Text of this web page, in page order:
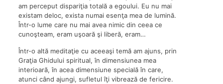
am perceput dispariţia totală a egoului. Eu nu mai
existam deloc, exista numai esenţa mea de lumină.
Într-o lume care nu mai avea nimic din ceea ce
cunoşteam, eram uşoară şi liberă, eram…
Într-o altă meditaţie cu aceeaşi temă am ajuns, prin
Graţia Ghidului spiritual, în dimensiunea mea
interioară, în acea dimensiune specială în care,
atunci când ajungi, sufletul îţi vibrează de fericire.